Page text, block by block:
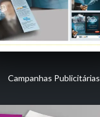
Campanhas Publicitárias